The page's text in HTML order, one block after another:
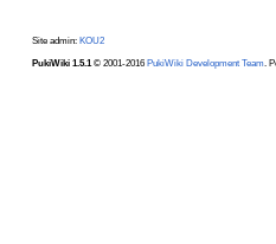
Site admin: KOU2
PukiWiki 1.5.1© 2001-2016 PukiWiki Development Team.